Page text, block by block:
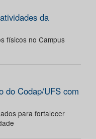
da
físicos no Campus
do Codap/UFS com
para fortalecer